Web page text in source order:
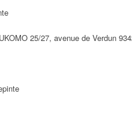
25/27, avenue de Verdun